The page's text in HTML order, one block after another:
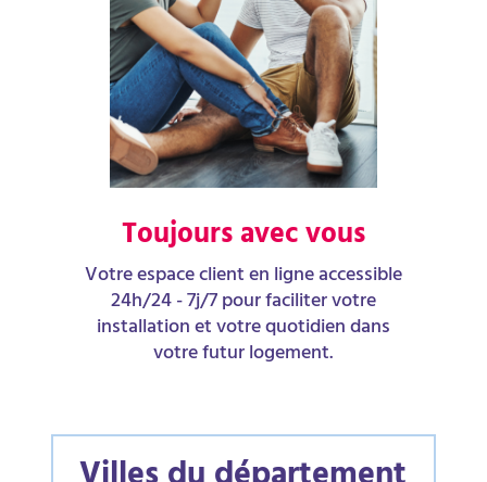
Toujours avec vous
Votre espace client en ligne accessible
24h/24 - 7j/7 pour faciliter votre
installation et votre quotidien dans
votre futur logement.